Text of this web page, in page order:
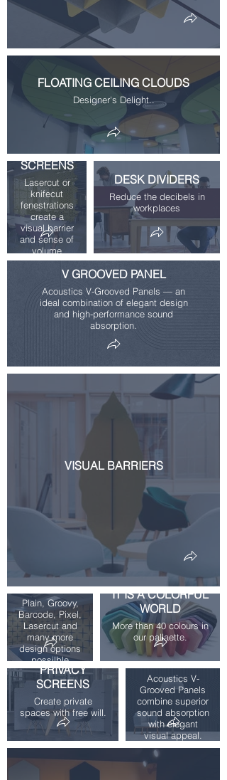
FLOATING CEILING CLOUDS
Designer's Delight..
DIVIDING
SCREENS
Lasercut or
knifecut
fenestrations
create a
visual barrier
and sense of
volume
DESK DIVIDERS
Reduce the decibels in
workplaces
V GROOVED PANEL
Acoustics V-Grooved Panels — an
ideal combination of elegant design
and high-performance sound
absorption.
VISUAL BARRIERS
PANELS
Plain, Groovy,
Barcode, Pixel,
Lasercut and
many more
design options
possilble
IT IS A COLORFUL
WORLD
More than 40 colours in
our pallaette.
PRIVACY
SCREENS
Create private
spaces with free will.
U GROOVED
PANELS
Acoustics V-
Grooved Panels
combine superior
sound absorption
with elegant
visual appeal.